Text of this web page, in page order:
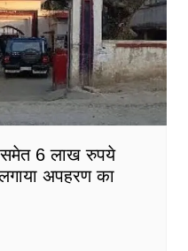
समेत 6 लाख रुपये
अपहरण का